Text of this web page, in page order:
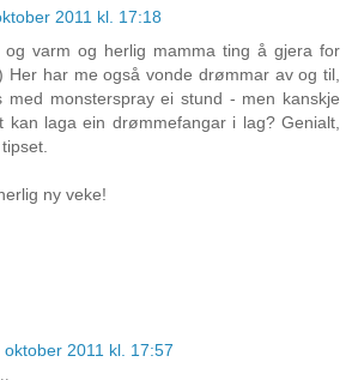
2011 kl. 17:18
og varm og herlig mamma ting å gjera for
Her har me også vonde drømmar av og til,
med monsterspray ei stund - men kanskje
kan laga ein drømmefangar i lag? Genialt,
ny veke!
oktober 2011 kl. 17:57